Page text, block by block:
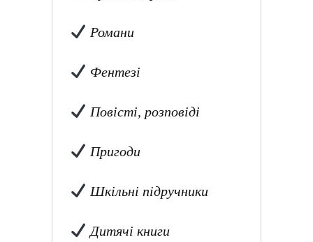
Романи
Фентезі
Повісті, розповіді
Пригоди
Шкільні підручники
Дитячі книги